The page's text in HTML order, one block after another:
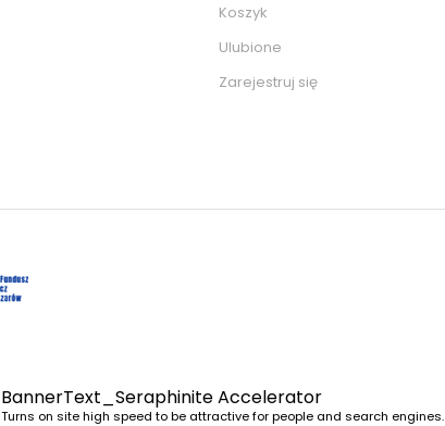
Koszyk
Ulubione
Zarejestruj się
BannerText_Seraphinite Accelerator
Turns on site high speed to be attractive for people and search engines.